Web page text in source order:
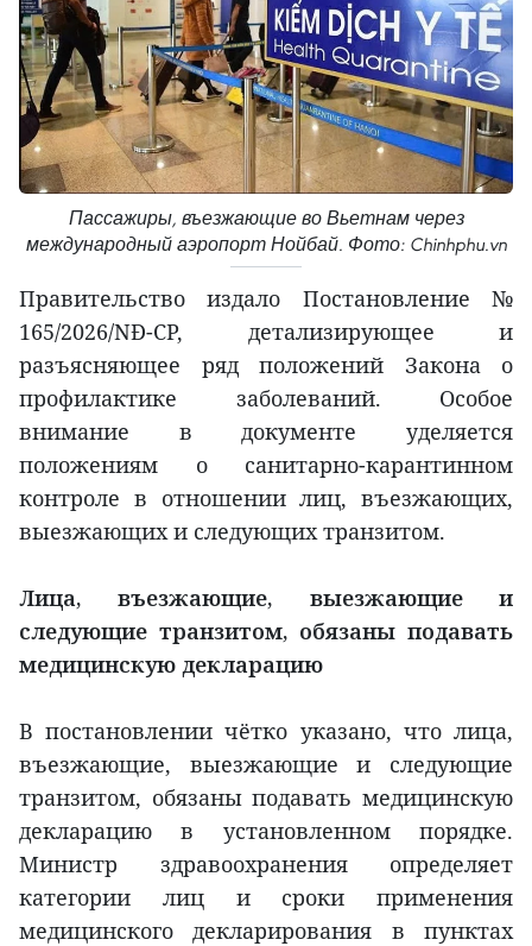
Пассажиры, въезжающие во Вьетнам через
международный аэропорт Нойбай. Фото: Chinhphu.vn
Правительство издало Постановление №
165/2026/NĐ-CP, детализирующее и
разъясняющее ряд положений Закона о
профилактике заболеваний. Особое
внимание в документе уделяется
положениям о санитарно-карантинном
контроле в отношении лиц, въезжающих,
выезжающих и следующих транзитом.
Лица, въезжающие, выезжающие и
следующие транзитом, обязаны подавать
медицинскую декларацию
В постановлении чётко указано, что лица,
въезжающие, выезжающие и следующие
транзитом, обязаны подавать медицинскую
декларацию в установленном порядке.
Министр здравоохранения определяет
категории лиц и сроки применения
медицинского декларирования в пунктах